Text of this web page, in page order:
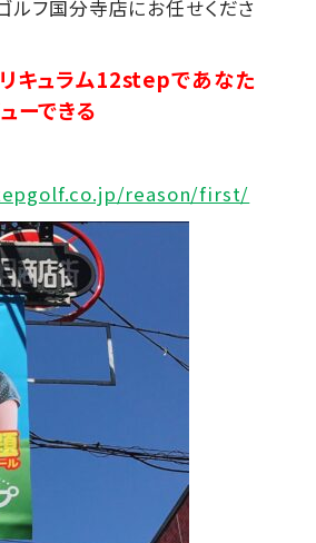
ルフ国分寺店にお任せくださ
キュラム12stepであなた
ーできる
reason/first/